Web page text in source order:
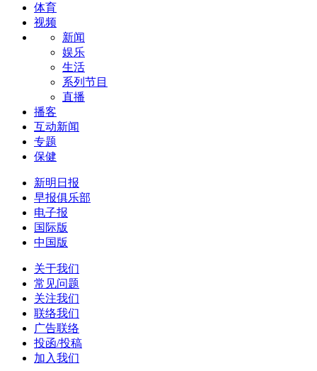
体育
视频
新闻
娱乐
生活
系列节目
直播
播客
互动新闻
专题
保健
新明日报
早报俱乐部
电子报
国际版
中国版
关于我们
常见问题
关注我们
联络我们
广告联络
投函/投稿
加入我们